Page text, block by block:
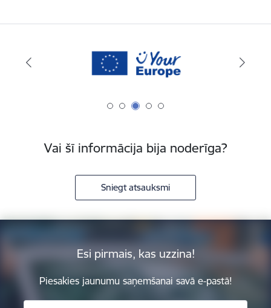
Vai šī informācija bija noderīga?
Sniegt atsauksmi
Esi pirmais, kas uzzina!
Piesakies jaunumu saņemšanai savā e-pastā!